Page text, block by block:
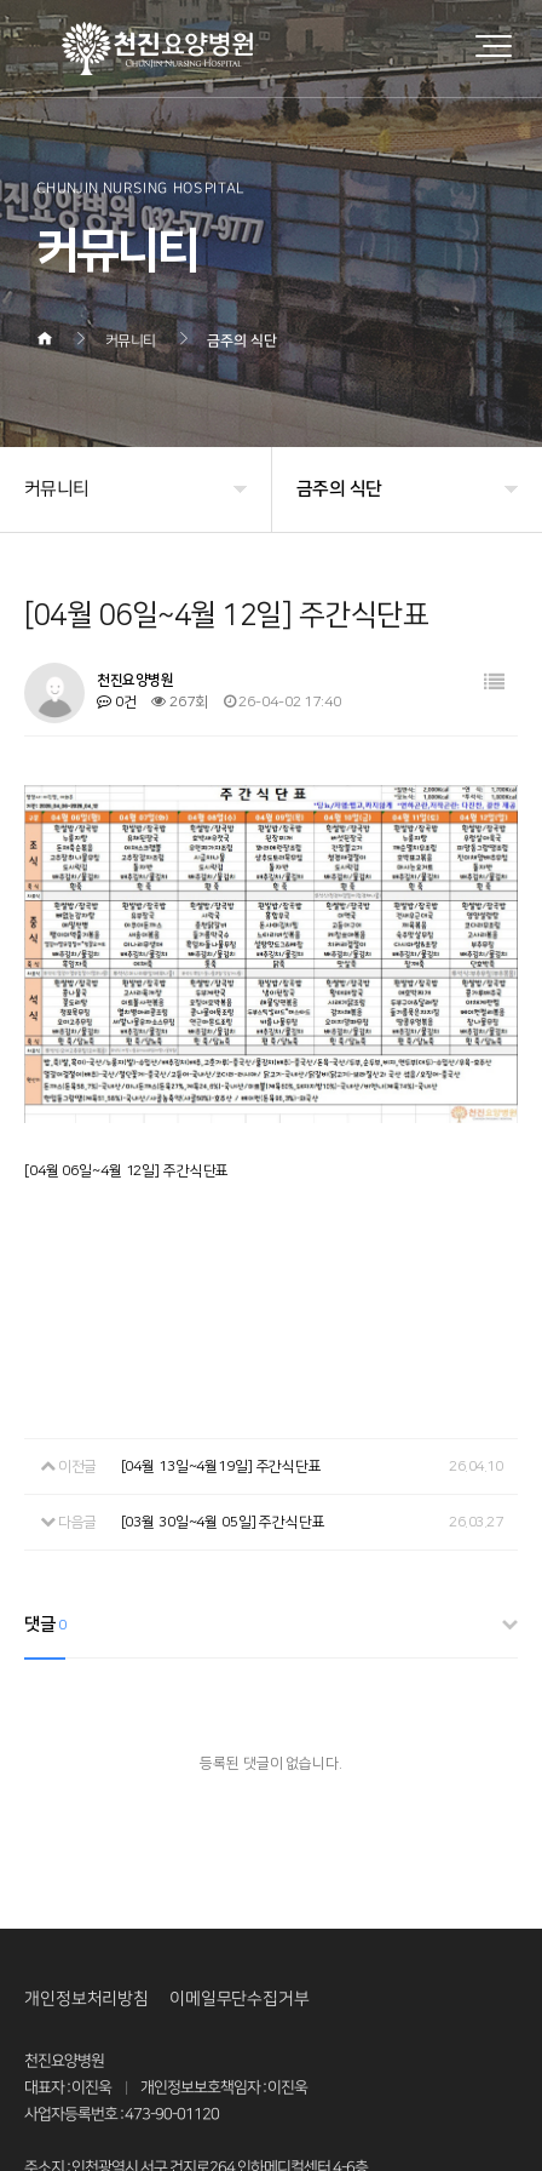
CHUNJIN NURSING HOSPITAL
커뮤니티
커뮤니티 금주의 식단
커뮤니티
시설 둘러보기
진료과목 안내
이용안내
커뮤니티
기타
금주의 식단
금주의 식단
온라인상담
[04월 06일~4월 12일] 주간식단표
천진요양병원
0건
267회 26-04-02 17:40
[04월 06일~4월 12일] 주간식단표
이전글 [04월 13일~4월19일] 주간식단표 26.04.10
다음글 [03월 30일~4월 05일] 주간식단표 26.03.27
댓글0
등록된 댓글이 없습니다.
천진요양병원
대표자 : 이진욱
개인정보보호책임자 : 이진욱
사업자등록번호 : 473-90-01120
주소지 : 인천광역시 서구 건지로264 인하메디컬센터 4-6층
개인정보처리방침 이메일무단수집거부